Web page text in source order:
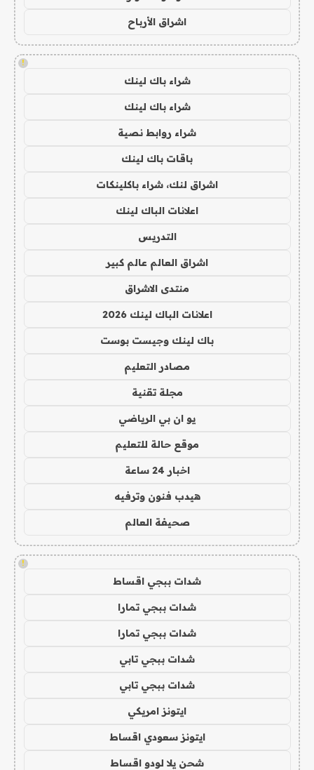
اشراق الأرباح
!
شراء باك لينك
شراء باك لينك
شراء روابط نصية
باقات باك لينك
اشراق لنك، شراء باكلينكات
اعلانات الباك لينك
التدريس
اشراق العالم عالم كبير
منتدى الاشراق
اعلانات الباك لينك 2026
باك لينك وجيست بوست
مصادر التعليم
مجلة تقنية
يو ان بي الرياضي
موقع حالة للتعليم
اخبار 24 ساعة
هيدب فنون وترفيه
صحيفة العالم
!
شدات ببجي اقساط
شدات ببجي تمارا
شدات ببجي تمارا
شدات ببجي تابي
شدات ببجي تابي
ايتونز امريكي
ايتونز سعودي اقساط
شحن يلا لودو اقساط